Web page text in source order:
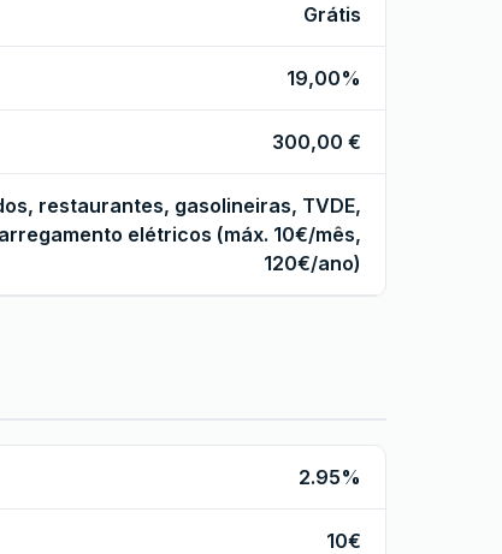
Grátis
19,00%
300,00 €
restaurantes, gasolineiras, TVDE,
elétricos (máx. 10€/mês,
120€/ano)
2.95%
10€